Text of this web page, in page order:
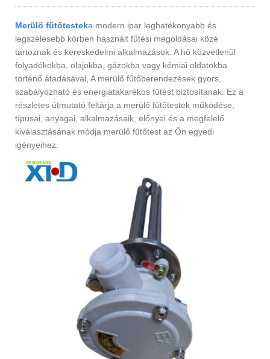
Merülő fűtőtesteka modern ipar leghatékonyabb és
legszélesebb körben használt fűtési megoldásai közé
tartoznak és kereskedelmi alkalmazások. A hő közvetlenül
folyadékokba, olajokba, gázokba vagy kémiai oldatokba
történő átadásával, A merülő fűtőberendezések gyors,
szabályozható és energiatakarékos fűtést biztosítanak. Ez a
részletes útmutató feltárja a merülő fűtőtestek működése,
típusai, anyagai, alkalmazásaik, előnyei és a megfelelő
kiválasztásának módja merülő fűtőtest az Ön egyedi
igényeihez.